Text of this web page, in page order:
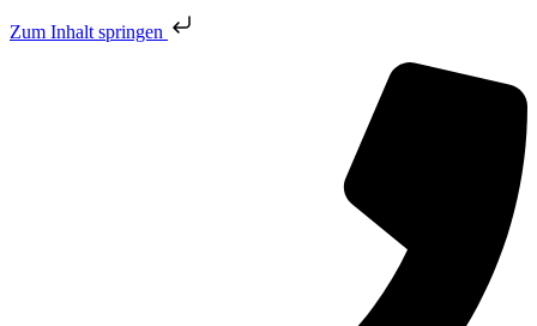
Zum Inhalt springen